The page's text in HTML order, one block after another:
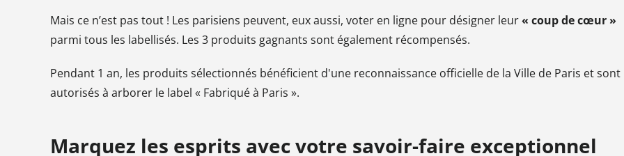
Mais ce n’est pas tout ! Les parisiens peuvent, eux aussi, voter en ligne pour désigner leur« coup de cœur »
parmi tous les labellisés. Les 3 produits gagnants sont également récompensés.
Pendant 1 an, les produits sélectionnés bénéficient d'une reconnaissance officielle de la Ville de Paris et sont
autorisés à arborer le label « Fabriqué à Paris ».
Marquez les esprits avec votre savoir-faire exceptionnel